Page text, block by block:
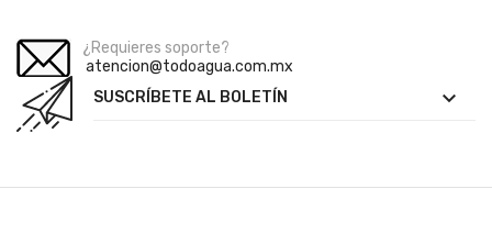
¿Requieres soporte?
atencion@todoagua.com.mx
SUSCRÍBETE AL BOLETÍN
